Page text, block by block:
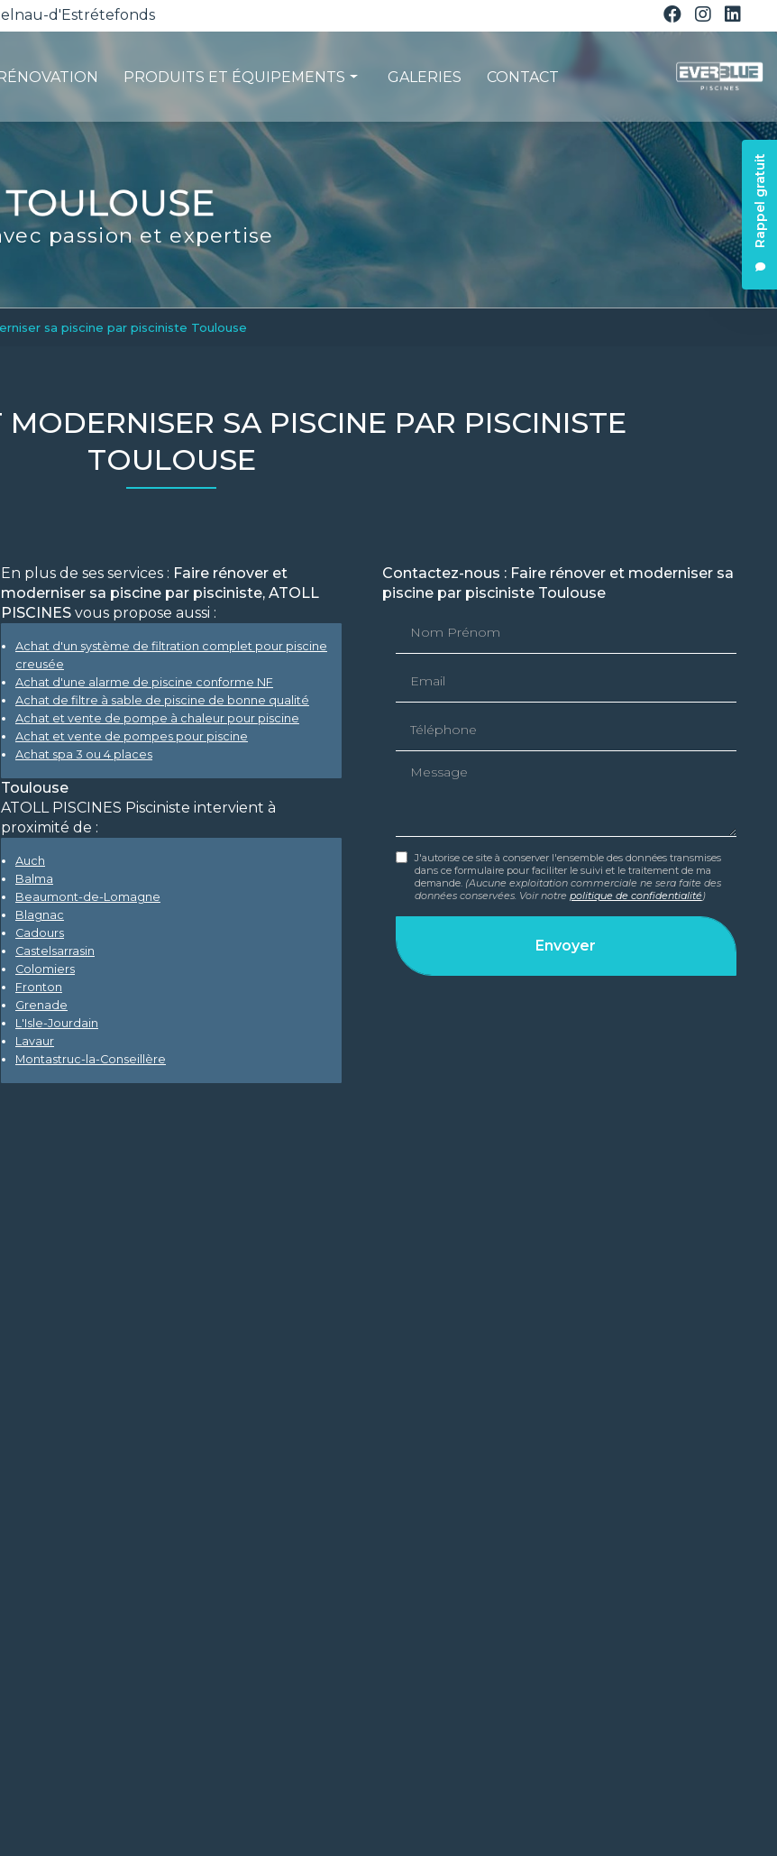
d'Estrétefonds
Rappel gratuit
PRODUITS ET ÉQUIPEMENTS
Les pompes à chaleur
La filtration
Les robots piscines
Volets et sécurité
La stérilisation
Les abris
Spas-Balnéo
GALERIES CONTACT
passion et expertise
sa piscine par pisciniste Toulouse
SA PISCINE PAR PISCINISTE
TOULOUSE
En plus de ses services : Faire rénover et
moderniser sa piscine par pisciniste, ATOLL
PISCINESvous propose aussi :
Achat d'un système de filtration complet pour piscine
creusée
Achat d'une alarme de piscine conforme NF
Achat de filtre à sable de piscine de bonne qualité
Achat et vente de pompe à chaleur pour piscine
Achat et vente de pompes pour piscine
Achat spa 3 ou 4 places
Toulouse
ATOLL PISCINES Pisciniste intervient à
proximité de :
Auch
Balma
Beaumont-de-Lomagne
Blagnac
Cadours
Castelsarrasin
Colomiers
Fronton
Grenade
L'Isle-Jourdain
Lavaur
Montastruc-la-Conseillère
Contactez-nous : Faire rénover et moderniser sa
piscine par pisciniste Toulouse
Message
J'autorise ce site à conserver l'ensemble des données transmises
dans ce formulaire pour faciliter le suivi et le traitement de ma
demande. (Aucune exploitation commerciale ne sera faite des
données conservées. Voir notre politique de confidentialité)